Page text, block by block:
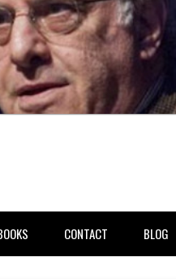
CONTACT BLOG